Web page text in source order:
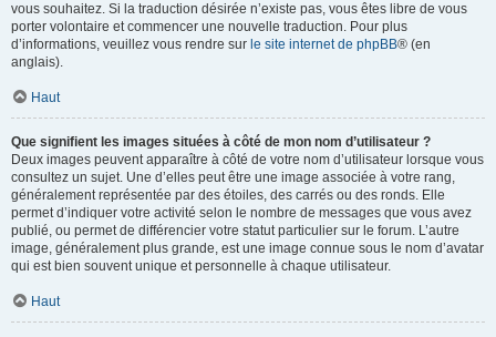
vous souhaitez. Si la traduction désirée n’existe pas, vous êtes libre de vous
porter volontaire et commencer une nouvelle traduction. Pour plus
d’informations, veuillez vous rendre sur le site internet de phpBB® (en
anglais).
Haut
Que signifient les images situées à côté de mon nom d’utilisateur ?
Deux images peuvent apparaître à côté de votre nom d’utilisateur lorsque vous
consultez un sujet. Une d’elles peut être une image associée à votre rang,
généralement représentée par des étoiles, des carrés ou des ronds. Elle
permet d’indiquer votre activité selon le nombre de messages que vous avez
publié, ou permet de différencier votre statut particulier sur le forum. L’autre
image, généralement plus grande, est une image connue sous le nom d’avatar
qui est bien souvent unique et personnelle à chaque utilisateur.
Haut